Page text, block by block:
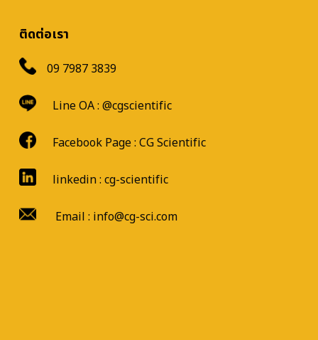
ติดต่อเรา
09 7987 3839
Line OA : @cgscientific
Facebook Page : CG Scientific
linkedin : cg-scientific
Email : info@cg-sci.com